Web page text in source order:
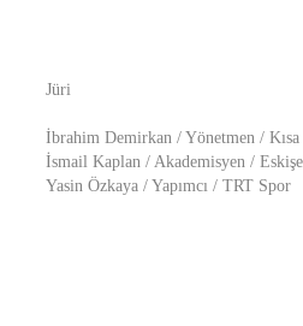
Jüri
İbrahim Demirkan / Yönetmen /
İsmail Kaplan / Akademisyen /
Yasin Özkaya / Yapımcı / TRT Spor